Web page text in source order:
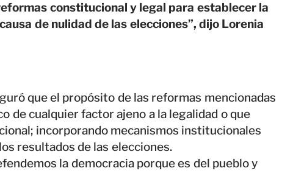
constitucional y legal para establecer la
de nulidad de las elecciones”, dijo Lorenia
que el propósito de las reformas mencionadas
de cualquier factor ajeno a la legalidad o que
incorporando mecanismos institucionales
resultados de las elecciones.
la democracia porque es del pueblo y